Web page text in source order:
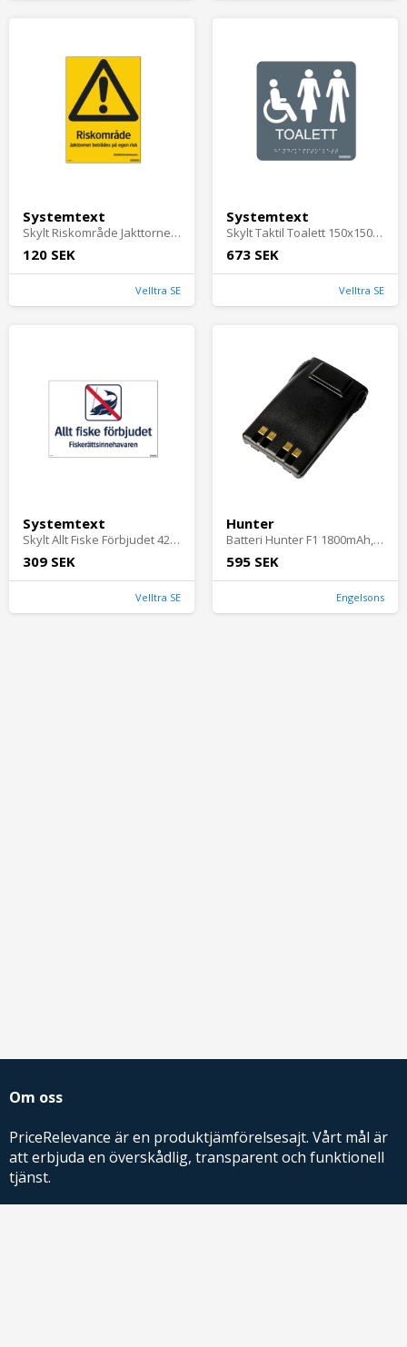
Systemtext
Skylt Riskområde Jakttornet 148x210mm Aluminium Systemtext
120 SEK
Velltra SE
Systemtext
Skylt Taktil Toalett 150x150mm Hårdplast Grå Systemtext
673 SEK
Velltra SE
Systemtext
Skylt Allt Fiske Förbjudet 420x297mm Aluminium Systemtext
309 SEK
Velltra SE
Hunter
Batteri Hunter F1 1800mAh, Ingen färg
595 SEK
Engelsons
Om oss
PriceRelevance är en produktjämförelsesajt. Vårt mål är
att erbjuda en överskådlig, transparent och funktionell
tjänst.
PriceRelevance ägs och drivs av AdRelevance Sverige AB.